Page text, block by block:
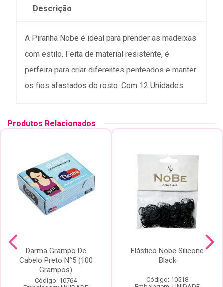
Descrição
A Piranha Nobe é ideal para prender as madeixas
com estilo. Feita de material resistente, é
perfeira para criar diferentes penteados e manter
os fios afastados do rosto. Com 12 Unidades
Produtos Relacionados
Darma Grampo De
Cabelo Preto N°5 (100
Grampos)
Código: 10764
Elástico Nobe Silicone
Black
Código: 10518